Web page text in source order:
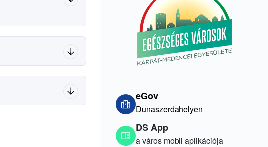
eGov
Dunaszerdahelyen
DS App
a város mobil aplikációja